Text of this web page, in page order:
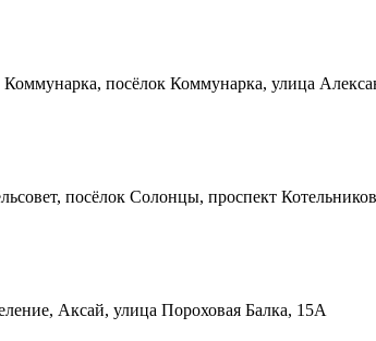
посёлок Коммунарка, улица
посёлок Солонцы, проспект
Аксай, улица Пороховая Балка, 15А